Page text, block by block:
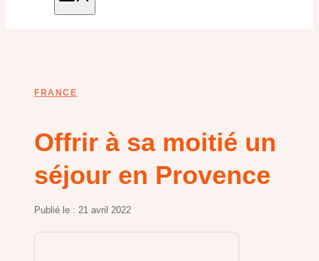
FRANCE
Offrir à sa moitié un
séjour en Provence
Publié le : 21 avril 2022